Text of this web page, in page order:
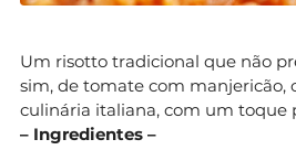
Um risotto tradicional que não
sim, de tomate com manjericão,
culinária italiana, com um toque
– Ingredientes –